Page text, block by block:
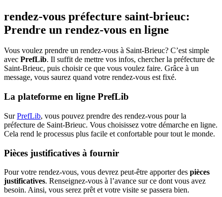
rendez-vous préfecture saint-brieuc:
Prendre un rendez-vous en ligne
Vous voulez prendre un rendez-vous à Saint-Brieuc? C’est simple
avec PrefLib. Il suffit de mettre vos infos, chercher la préfecture de
Saint-Brieuc, puis choisir ce que vous voulez faire. Grâce à un
message, vous saurez quand votre rendez-vous est fixé.
La plateforme en ligne PrefLib
SurPrefLib, vous pouvez prendre des rendez-vous pour la
préfecture de Saint-Brieuc. Vous choisissez votre démarche en ligne.
Cela rend le processus plus facile et confortable pour tout le monde.
Pièces justificatives à fournir
Pour votre rendez-vous, vous devrez peut-être apporter des pièces
justificatives. Renseignez-vous à l’avance sur ce dont vous avez
besoin. Ainsi, vous serez prêt et votre visite se passera bien.